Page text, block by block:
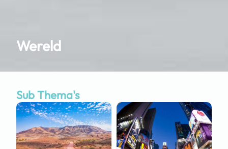
Wereld
Sub Thema's